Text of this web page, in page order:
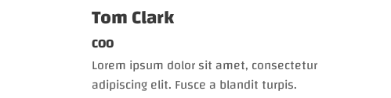
Tom Clark
COO
Lorem ipsum dolor sit amet, consectetur
adipiscing elit. Fusce a blandit turpis.